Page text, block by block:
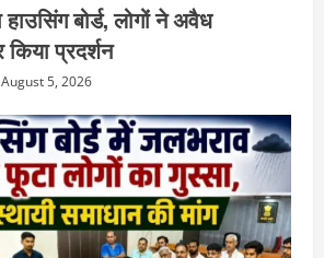
बोर्ड, लोगों ने अवैध
प्रदर्शन
August 5, 2026